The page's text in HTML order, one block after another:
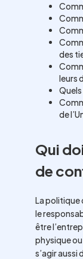
des
leurs
de
Qui
de
La politique
le
être
physique
s’agir aussi